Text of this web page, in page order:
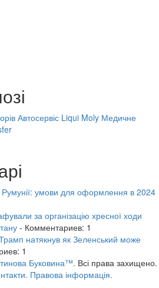
Автосервіс Liqui Moly Медичне
умови для оформлення в 2024
за організацію хресної ходи
- Комментариев: 1
натякнув як Зеленський може
1
Буковина™. Всі права захищено.
Правова інформація.